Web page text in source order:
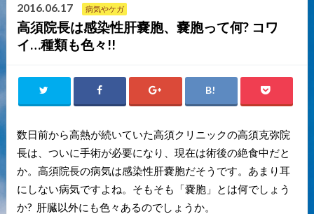
2016.06.17 病気やケガ
高須院長は感染性肝嚢胞、嚢胞って何? コワ
イ…種類も色々!!
数日前から高熱が続いていた高須クリニックの高須克弥院
長は、ついに手術が必要になり、現在は術後の絶食中だと
か。高須院長の病気は感染性肝嚢胞だそうです。あまり耳
にしない病気ですよね。そもそも「嚢胞」とは何でしょう
か? 肝臓以外にも色々あるのでしょうか。